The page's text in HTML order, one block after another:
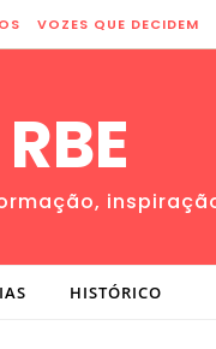
VOZES QUE DECIDEM
HISTÓRICO